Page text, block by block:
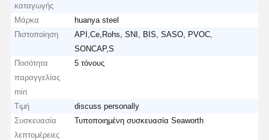
καταγωγής
Μάρκα
huanya steel
Πιστοποίηση
API,Ce,Rohs, SNI, BIS, SASO, PVOC,
SONCAP,S
Ποσότητα
παραγγελίας
min
5 τόνους
Τιμή
discuss personally
Συσκευασία
λεπτομέρειες
Τυποποιημένη συσκευασία Seaworth